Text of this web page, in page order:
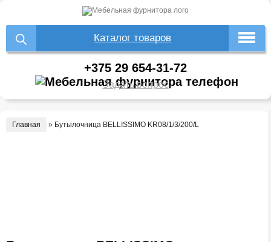
Каталог товаров
+375 29 654-31-72
Задать вопрос
Главная » Бутылочница BELLISSIMO KR08/1/3/200/L